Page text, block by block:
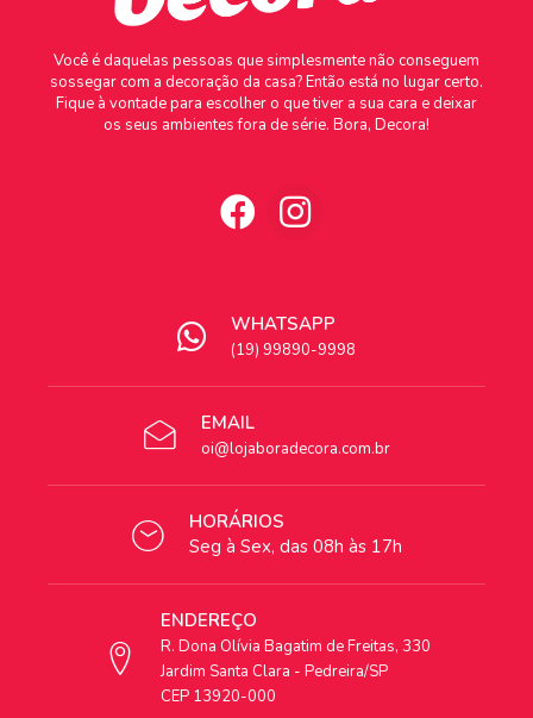
Você é daquelas pessoas que simplesmente não conseguem
sossegar com a decoração da casa? Então está no lugar certo.
Fique à vontade para escolher o que tiver a sua cara e deixar
os seus ambientes fora de série. Bora, Decora!
WHATSAPP
(19) 99890-9998
EMAIL
oi@lojaboradecora.com.br
HORÁRIOS
Seg à Sex, das 08h às 17h
ENDEREÇO
R. Dona Olívia Bagatim de Freitas, 330
Jardim Santa Clara - Pedreira/SP
CEP 13920-000